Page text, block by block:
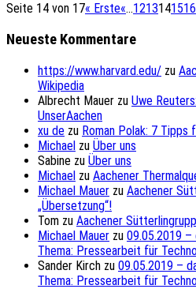
Seite 14 von 17« Erste«...1213141516
Neueste Kommentare
https://www.harvard.edu/ zu
Wikipedia
Albrecht Mauer zu Uwe
UnserAachen
xu de zu Roman Polak: 7
Michael zu Über uns
Sabine zu Über uns
Michael zu Aachener
Michael Mauer zu Aachener
„Übersetzung“!
Tom zu Aachener
Michael Mauer zu 09.05.2019 –
Thema: Pressearbeit für
Sander Kirch zu 09.05.2019 –
Thema: Pressearbeit für